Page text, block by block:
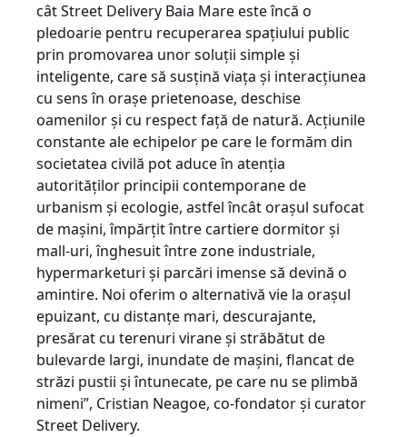
cât Street Delivery Baia Mare este încă o
pledoarie pentru recuperarea spațiului public
prin promovarea unor soluții simple și
inteligente, care să susțină viața și interacțiunea
cu sens în orașe prietenoase, deschise
oamenilor și cu respect față de natură. Acțiunile
constante ale echipelor pe care le formăm din
societatea civilă pot aduce în atenția
autorităților principii contemporane de
urbanism și ecologie, astfel încât orașul sufocat
de mașini, împărțit între cartiere dormitor și
mall-uri, înghesuit între zone industriale,
hypermarketuri și parcări imense să devină o
amintire. Noi oferim o alternativă vie la orașul
epuizant, cu distanțe mari, descurajante,
presărat cu terenuri virane și străbătut de
bulevarde largi, inundate de mașini, flancat de
străzi pustii și întunecate, pe care nu se plimbă
nimeni”, Cristian Neagoe, co-fondator și curator
Street Delivery.